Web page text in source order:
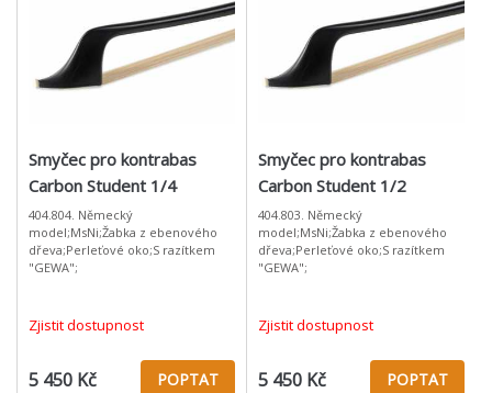
Smyčec pro kontrabas
Carbon Student 1/4
404.804. Německý
model;MsNi;Žabka z ebenového
dřeva;Perleťové oko;S razítkem
"GEWA";
Zjistit dostupnost
5 450 Kč POPTAT
Smyčec pro kontrabas
Carbon Student 1/2
404.803. Německý
model;MsNi;Žabka z ebenového
dřeva;Perleťové oko;S razítkem
"GEWA";
Zjistit dostupnost
5 450 Kč POPTAT